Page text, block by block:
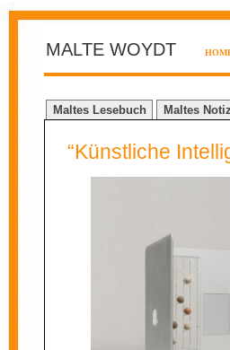
MALTE WOYDT
Maltes Lesebuch Maltes
“Künstliche